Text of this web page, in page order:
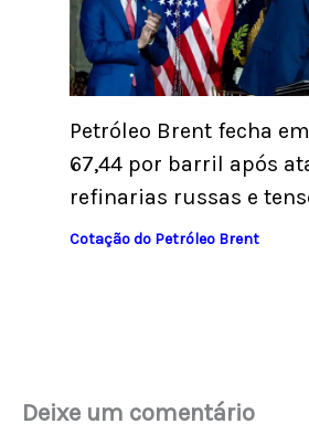
Petróleo Brent fecha
67,44 por barril após
refinarias russas e
Cotação do Petróleo Brent
Deixe um comentário